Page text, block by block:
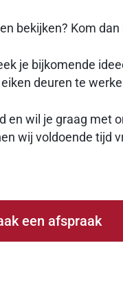
bekijken? Kom dan
je bijkomende
deuren te
en wil je graag met
wij voldoende tijd
een afspraak